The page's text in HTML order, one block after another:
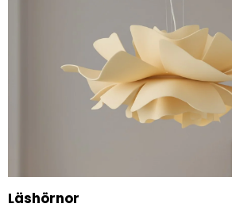
Läshörnor